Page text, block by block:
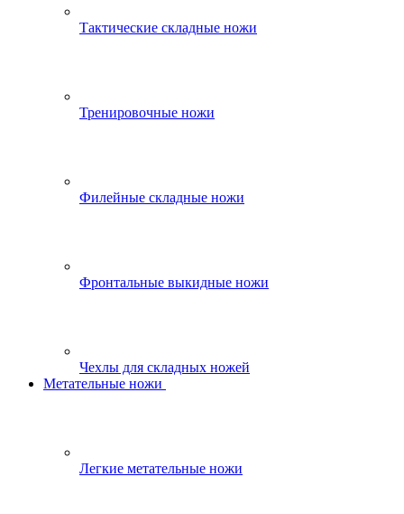
Тактические складные ножи
Тренировочные ножи
Филейные складные ножи
Фронтальные выкидные ножи
Чехлы для складных ножей
Метательные ножи
Легкие метательные ножи